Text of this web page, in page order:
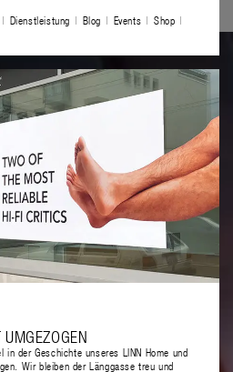
Dienstleistung Blog Events
Shop
der Geschichte unseres LINN Home und
Wir bleiben der Länggasse treu und